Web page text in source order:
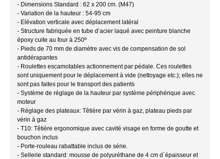
- Dimensions Standard : 62 x 200 cm. (M47)
- Variation de la hauteur : 54-95 cm
- Elévation verticale avec déplacement latéral
- Structure fabriquée en tube d’acier laqué avec peinture blanche
époxy cuite au four à 250º
- Pieds de 70 mm de diamètre avec vis de compensation de sol
antidérapantes
- Roulettes escamotables actionnement par pédale. Ces roulettes
sont uniquement pour le déplacement à vide (nettoyage etc.); elles ne
sont pas faites pour le transport des patients
- Système de réglage de la hauteur par système périphérique avec
moteur
- Réglage des plateaux: Têtière par vérin à gaz, plateau pieds par
vérin à gaz
- T10: Têtière ergonomique avec cavité visage en forme de goutte et
bouchon inclus
- Porte-rouleau rabattable inclus de série.
- Sellerie standard: mousse de polyuréthane de 4 cm d´épaisseur et